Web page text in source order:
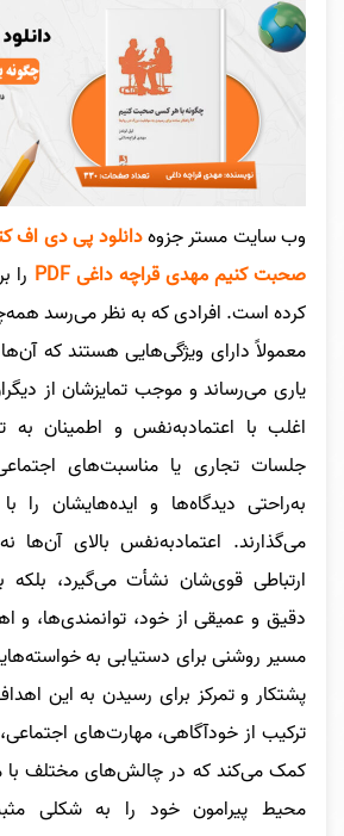
وب سایت مستر جزوهدانلود پی دی اف
صحبت کنیم مهدی قراچه داغی PDF
را
کرده است. افرادی که به نظر می‌رسد
معمولاً دارای ویژگی‌هایی هستند که
یاری می‌رساند و موجب تمایزشان از
اغلب با اعتمادبه‌نفس و اطمینان به
جلسات تجاری یا مناسبت‌های
به‌راحتی دیدگاه‌ها و ایده‌هایشان را
می‌گذارند. اعتمادبه‌نفس بالای آن‌ها
ارتباطی قوی‌شان نشأت می‌گیرد، بلکه
دقیق و عمیقی از خود، توانمندی‌ها، و
مسیر روشنی برای دستیابی به
پشتکار و تمرکز برای رسیدن به این
ترکیب از خودآگاهی، مهارت‌های اجتماعی،
کمک می‌کند که در چالش‌های مختلف با
محیط پیرامون خود را به شکلی